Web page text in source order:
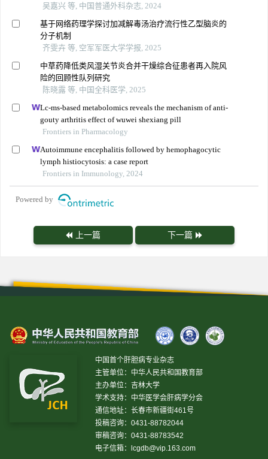
吴嘉兴 等, 中国普通外科杂志, 2024
基于网络药理学探讨加减解毒汤治疗流行性乙型脑炎的
分子机制
齐雯卉 等, 空军军医大学学报, 2025
中草药降低类风湿关节炎合并干燥综合征患者再入院风
险的回顾性队列研究
陈晓露 等, 中国全科医学, 2025
Lc-ms-based metabolomics reveals the mechanism of anti-
gouty arthritis effect of wuwei shexiang pill
Frontiers in Pharmacology
Autoimmune encephalitis followed by hemophagocytic
lymph histiocytosis: a case report
Frontiers in Immunology, 2024
Powered by
上一篇 下一篇
中国首个肝胆病专业杂志
主管单位：中华人民共和国教育部
主办单位：吉林大学
学术支持：中华医学会肝病学分会
通信地址：长春市新疆街461号
投稿咨询：0431-88782044
审稿咨询：0431-88783542
电子信箱：
lcgdb@vip.163.com